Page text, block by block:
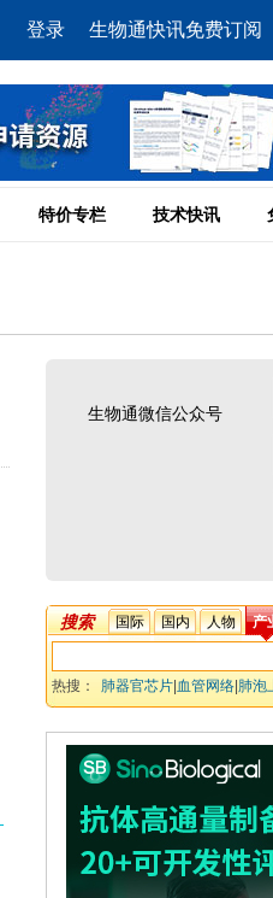
登录 生物通快讯免费订阅
特价专栏 技术快讯
生物通微信公众号
搜索 国际 国内 人物 产
热搜： 肺器官芯片 血管网络 肺泡